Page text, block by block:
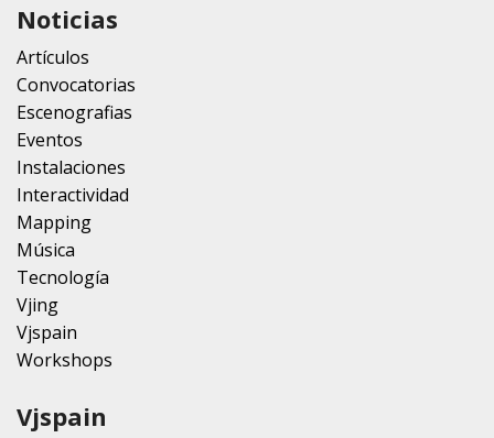
Noticias
Artículos
Convocatorias
Escenografias
Eventos
Instalaciones
Interactividad
Mapping
Música
Tecnología
Vjing
Vjspain
Workshops
Vjspain